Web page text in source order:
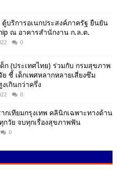
ตู้บริการอเนกประสงค์ภาครัฐ ยืนยัน
ณ อาคารสำนักงาน ก.ล.ต.
0
ก (ประเทศไทย) ร่วมกับ กรมสุขภาพ
ชี้ เด็กเพศหลากหลายเสี่ยงซึม
เกินกว่าครึ่ง
0
กเทียมกรุงเทพ คลินิกเฉพาะทางด้าน
กวัย จบทุกเรื่องสุขภาพฟัน
0